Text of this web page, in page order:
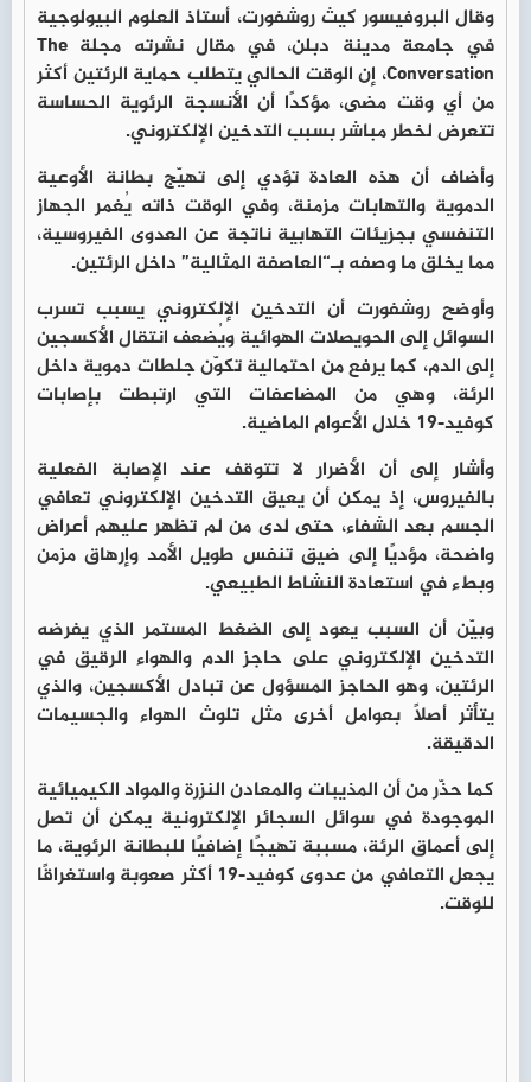
وقال البروفيسور كيث روشفورت، أستاذ العلوم البيولوجية
في جامعة مدينة دبلن، في مقال نشرته مجلة The
Conversation، إن الوقت الحالي يتطلب حماية الرئتين أكثر
من أي وقت مضى، مؤكدًا أن الأنسجة الرئوية الحساسة
تتعرض لخطر مباشر بسبب التدخين الإلكتروني.
وأضاف أن هذه العادة تؤدي إلى تهيّج بطانة الأوعية
الدموية والتهابات مزمنة، وفي الوقت ذاته يُغمر الجهاز
التنفسي بجزيئات التهابية ناتجة عن العدوى الفيروسية،
مما يخلق ما وصفه بـ“العاصفة المثالية” داخل الرئتين.
وأوضح روشفورت أن التدخين الإلكتروني يسبب تسرب
السوائل إلى الحويصلات الهوائية ويُضعف انتقال الأكسجين
إلى الدم، كما يرفع من احتمالية تكوّن جلطات دموية داخل
الرئة، وهي من المضاعفات التي ارتبطت بإصابات
كوفيد-19 خلال الأعوام الماضية.
وأشار إلى أن الأضرار لا تتوقف عند الإصابة الفعلية
بالفيروس، إذ يمكن أن يعيق التدخين الإلكتروني تعافي
الجسم بعد الشفاء، حتى لدى من لم تظهر عليهم أعراض
واضحة، مؤديًا إلى ضيق تنفس طويل الأمد وإرهاق مزمن
وبطء في استعادة النشاط الطبيعي.
وبيّن أن السبب يعود إلى الضغط المستمر الذي يفرضه
التدخين الإلكتروني على حاجز الدم والهواء الرقيق في
الرئتين، وهو الحاجز المسؤول عن تبادل الأكسجين، والذي
يتأثر أصلًا بعوامل أخرى مثل تلوث الهواء والجسيمات
الدقيقة.
كما حذّر من أن المذيبات والمعادن النزرة والمواد الكيميائية
الموجودة في سوائل السجائر الإلكترونية يمكن أن تصل
إلى أعماق الرئة، مسببة تهيجًا إضافيًا للبطانة الرئوية، ما
يجعل التعافي من عدوى كوفيد-19 أكثر صعوبة واستغراقًا
للوقت.